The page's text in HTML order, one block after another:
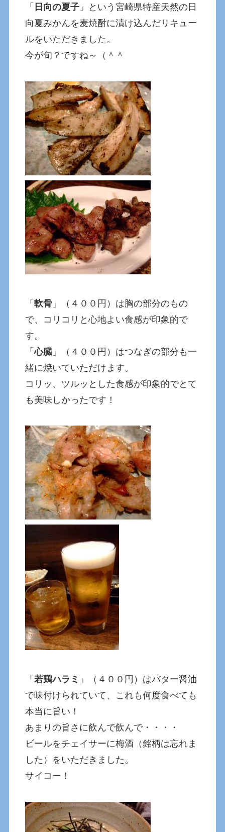
「 日向の夏子 」という宮崎県特産天然の日
向夏みかんを麦焼酎に漬け込んだリキュー
ルをいただきました。
今が旬？ですね～（＾＾
「軟骨 」（４００円）は胸の部分のもの
で、コリコリと心地よい食感が印象的で
す。
「心臓 」（４００円）はつなぎの部分も一
緒に焼いていただけます。
コリッ、ツルッとした食感が印象的でとて
も美味しかったです！
「若鶏ハラミ 」（４００円）はバター醤油
で味付けられていて、これも何度食べても
本当に旨い！
あまりの旨さに飲んで飲んで・・・・
ビールをチェイサーに梅酒（銘柄は忘れま
した）をいただきました。
サイコー！